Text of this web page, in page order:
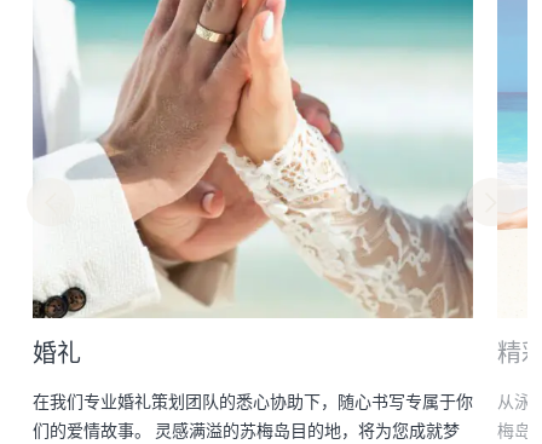
婚礼
在我们专业婚礼策划团队的悉心协助下，随心书写专属于你
们的爱情故事。 灵感满溢的苏梅岛目的地，将为您成就梦
精
从泳
梅岛